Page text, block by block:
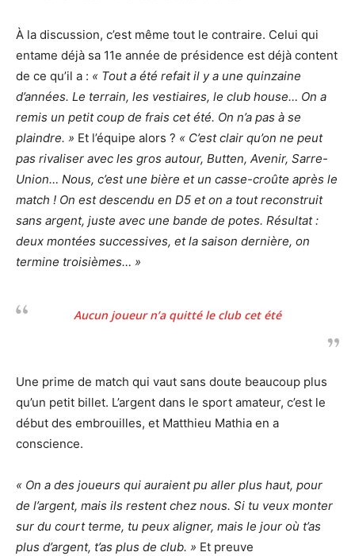
À la discussion, c’est même tout le contraire. Celui qui
entame déjà sa 11e année de présidence est déjà content
de ce qu’il a : « Tout a été refait il y a une quinzaine
d’années. Le terrain, les vestiaires, le club house… On a
remis un petit coup de frais cet été. On n’a pas à se
plaindre. » Et l’équipe alors ? « C’est clair qu’on ne peut
pas rivaliser avec les gros autour, Butten, Avenir, Sarre-
Union… Nous, c’est une bière et un casse-croûte après le
match ! On est descendu en D5 et on a tout reconstruit
sans argent, juste avec une bande de potes. Résultat :
deux montées successives, et la saison dernière, on
termine troisièmes… »
Aucun joueur n’a quitté le club cet été
Une prime de match qui vaut sans doute beaucoup plus
qu’un petit billet. L’argent dans le sport amateur, c’est le
début des embrouilles, et Matthieu Mathia en a
conscience.
« On a des joueurs qui auraient pu aller plus haut, pour
de l’argent, mais ils restent chez nous. Si tu veux monter
sur du court terme, tu peux aligner, mais le jour où t’as
plus d’argent, t’as plus de club. » Et preuve